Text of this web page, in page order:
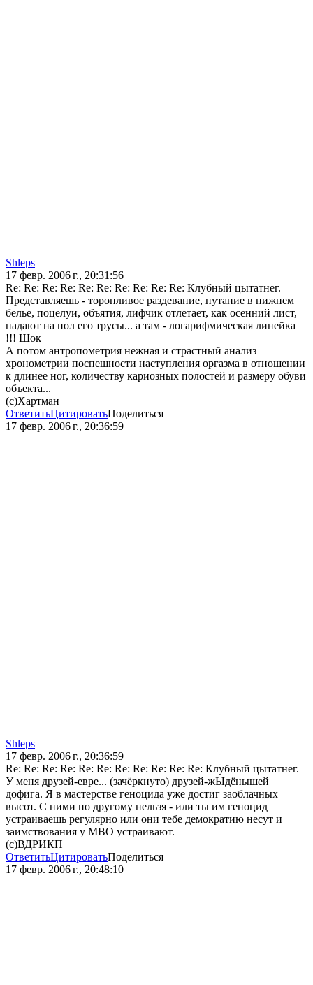
Shleps
17 февр. 2006 г., 20:31:56
Re: Re: Re: Re: Re: Re: Re: Re: Re: Re: Клубный цытатнег.
Представляешь - торопливое раздевание, путание в нижнем
белье, поцелуи, объятия, лифчик отлетает, как осенний лист,
падают на пол его трусы... а там - логарифмическая линейка
!!! Шок
А потом антропометрия нежная и страстный анализ
хронометрии поспешности наступления оргазма в отношении
к длинее ног, количеству кариозных полостей и размеру обуви
объекта...
(с)Хартман
ОтветитьЦитироватьПоделиться
17 февр. 2006 г., 20:36:59
Shleps
17 февр. 2006 г., 20:36:59
Re: Re: Re: Re: Re: Re: Re: Re: Re: Re: Re: Клубный цытатнег.
У меня друзей-евре... (зачёркнуто) друзей-жЫдёнышей
дофига. Я в мастерстве геноцида уже достиг заоблачных
высот. С ними по другому нельзя - или ты им геноцид
устраиваешь регулярно или они тебе демократию несут и
заимствования у МВО устраивают.
(c)ВДРИКП
ОтветитьЦитироватьПоделиться
17 февр. 2006 г., 20:48:10